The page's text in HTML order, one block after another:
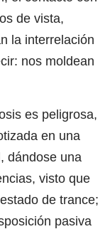
de vista,
la interrelación
nos moldean
es peligrosa,
en una
dándose una
visto que
de trance;
pasiva